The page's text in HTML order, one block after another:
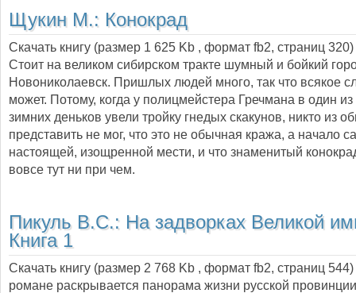
Щукин М.: Конокрад
Скачать книгу (размер 1 625 Kb , формат fb2, страниц 320
Стоит на великом сибирском тракте шумный и бойкий
Новониколаевск. Пришлых людей много, так что всякое
может. Потому, когда у полицмейстера Гречмана в один
зимних деньков увели тройку гнедых скакунов, никто из
представить не мог, что это не обычная кража, а начало
настоящей, изощренной мести, и что знаменитый
вовсе тут ни при чем.
Пикуль В.С.: На задворках Великой
Книга 1
Скачать книгу (размер 2 768 Kb , формат fb2, страниц 544
романе раскрывается панорама жизни русской